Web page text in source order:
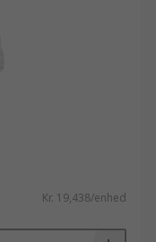
Kr. 19,438/enhed